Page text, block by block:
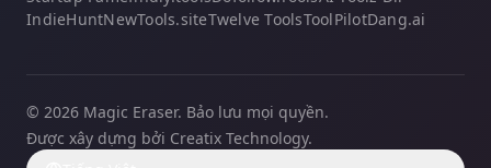
IndieHuntNewTools.siteTwelve ToolsToolPilotDang.ai
© 2026 Magic Eraser. Bảo lưu mọi quyền.
Được xây dựng bởi Creatix Technology.